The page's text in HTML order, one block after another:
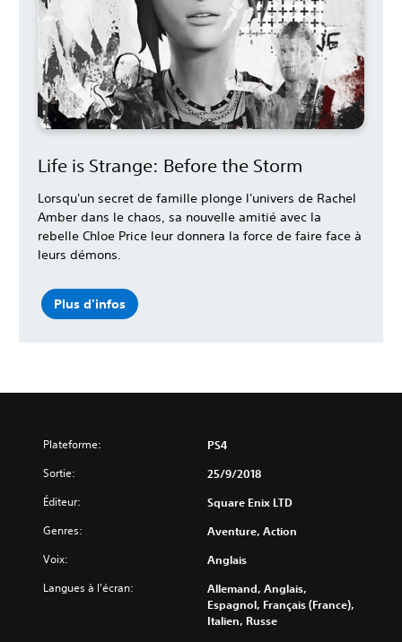
Life is Strange: Before the Storm
Lorsqu'un secret de famille plonge l'univers de Rachel
Amber dans le chaos, sa nouvelle amitié avec la
rebelle Chloe Price leur donnera la force de faire face à
leurs démons.
Plus d'infos
Plateforme: PS4
Sortie: 25/9/2018
Éditeur: Square Enix LTD
Genres: Aventure, Action
Voix: Anglais
Langues à l'écran:
Allemand, Anglais,
Espagnol, Français (France),
Italien, Russe